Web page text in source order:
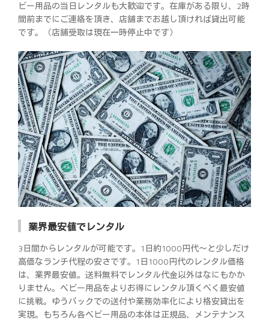
ビー用品の当日レンタルも大歓迎です。在庫がある限り、2時
間前までにご連絡を頂き、店舗までお越し頂ければ貸出可能
です。（店舗受取は現在一時停止中です）
業界最安値でレンタル
3日間からレンタルが可能です。1日約1000円代～と少しだけ
高価なランチ代程の安さです。1日1000円代のレンタル価格
は、業界最安値。送料無料でレンタル代金以外はなにもかか
りません。ベビー用品をよりお得にレンタル頂くべく最安値
に挑戦。ゆうパックでの送付や業務効率化により格安貸出を
実現。もちろん各ベビー用品の本体は正規品、メンテナンス